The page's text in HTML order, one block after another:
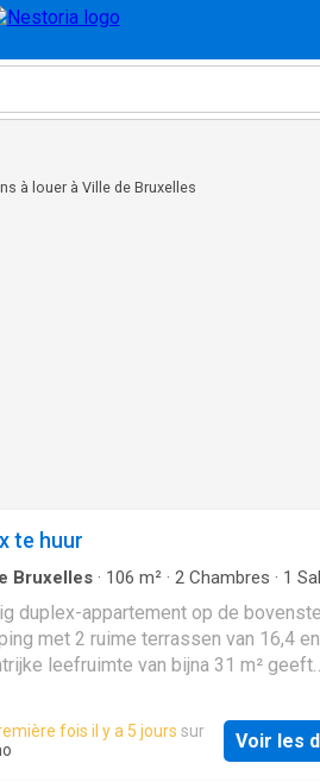
à louer à Ville de Bruxelles
te huur
Bruxelles · 106 m² · 2 Chambres · 1
duplex-appartement op de bovenste
met 2 ruime terrassen van 16,4 en
leefruimte van bijna 31 m² geeft
van het uitzicht. De volledig
twee volwaardige slaapkamers en
maken dit appartement compleet.
fois il y a 5 jours sur
Voir les